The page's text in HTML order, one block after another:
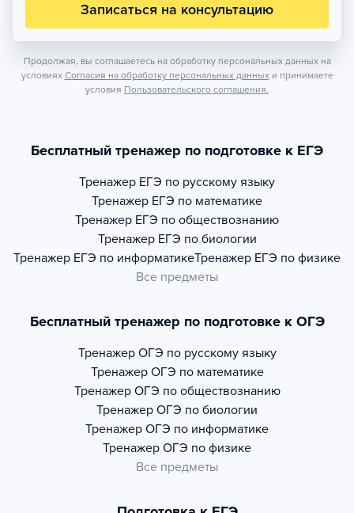
Записаться на консультацию
Продолжая, вы соглашаетесь на обработку персональных данных на
условиях Согласия на обработку персональных данных и принимаете
условия Пользовательского соглашения.
Бесплатный тренажер по подготовке к ЕГЭ
Тренажер ЕГЭ по русскому языку
Тренажер ЕГЭ по математике
Тренажер ЕГЭ по обществознанию
Тренажер ЕГЭ по биологии
Тренажер ЕГЭ по информатикеТренажер ЕГЭ по физике
Все предметы
Бесплатный тренажер по подготовке к ОГЭ
Тренажер ОГЭ по русскому языку
Тренажер ОГЭ по математике
Тренажер ОГЭ по обществознанию
Тренажер ОГЭ по биологии
Тренажер ОГЭ по информатике
Тренажер ОГЭ по физике
Все предметы